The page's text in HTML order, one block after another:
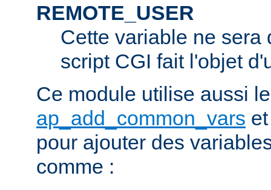
REMOTE_USER
Cette variable ne sera
script CGI fait l'objet
Ce module utilise aussi
ap_add_common_vars
pour ajouter des
comme :